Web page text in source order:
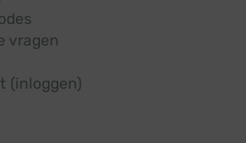
vragen
(inloggen)